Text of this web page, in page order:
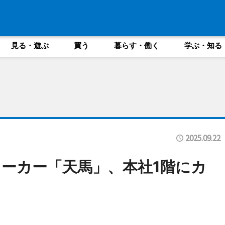
見る・遊ぶ 買う 暮らす・働く 学ぶ・知る
2025.09.22
カー「天馬」、本社1階にカ